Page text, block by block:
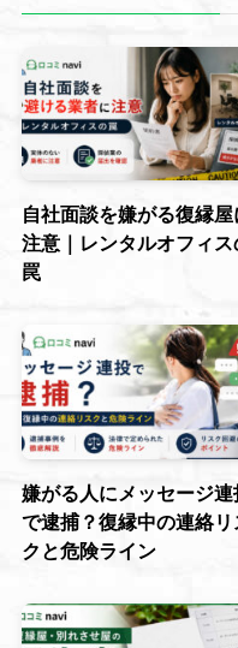
自社面談を嫌がる復縁屋
注意｜レンタルオフィス
罠
嫌がる人にメッセージ連
で逮捕？復縁中の連絡リ
クと危険ライン